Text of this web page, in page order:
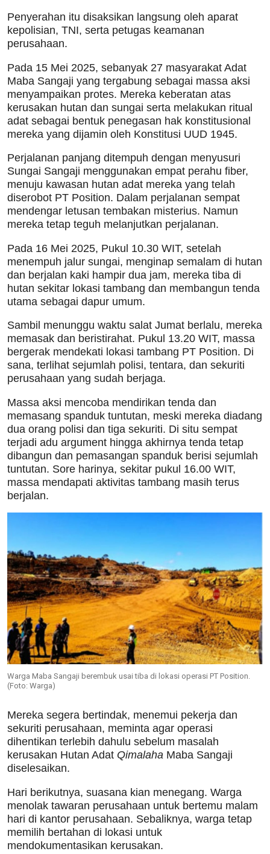
Penyerahan itu disaksikan langsung oleh aparat
kepolisian, TNI, serta petugas keamanan
perusahaan.
Pada 15 Mei 2025, sebanyak 27 masyarakat Adat
Maba Sangaji yang tergabung sebagai massa aksi
menyampaikan protes. Mereka keberatan atas
kerusakan hutan dan sungai serta melakukan ritual
adat sebagai bentuk penegasan hak konstitusional
mereka yang dijamin oleh Konstitusi UUD 1945.
Perjalanan panjang ditempuh dengan menyusuri
Sungai Sangaji menggunakan empat perahu fiber,
menuju kawasan hutan adat mereka yang telah
diserobot PT Position. Dalam perjalanan sempat
mendengar letusan tembakan misterius. Namun
mereka tetap teguh melanjutkan perjalanan.
Pada 16 Mei 2025, Pukul 10.30 WIT, setelah
menempuh jalur sungai, menginap semalam di hutan
dan berjalan kaki hampir dua jam, mereka tiba di
hutan sekitar lokasi tambang dan membangun tenda
utama sebagai dapur umum.
Sambil menunggu waktu salat Jumat berlalu, mereka
memasak dan beristirahat. Pukul 13.20 WIT, massa
bergerak mendekati lokasi tambang PT Position. Di
sana, terlihat sejumlah polisi, tentara, dan sekuriti
perusahaan yang sudah berjaga.
Massa aksi mencoba mendirikan tenda dan
memasang spanduk tuntutan, meski mereka diadang
dua orang polisi dan tiga sekuriti. Di situ sempat
terjadi adu argument hingga akhirnya tenda tetap
dibangun dan pemasangan spanduk berisi sejumlah
tuntutan. Sore harinya, sekitar pukul 16.00 WIT,
massa mendapati aktivitas tambang masih terus
berjalan.
Warga Maba Sangaji berembuk usai tiba di lokasi operasi PT Position.
(Foto: Warga)
Mereka segera bertindak, menemui pekerja dan
sekuriti perusahaan, meminta agar operasi
dihentikan terlebih dahulu sebelum masalah
kerusakan Hutan Adat Qimalaha Maba Sangaji
diselesaikan.
Hari berikutnya, suasana kian menegang. Warga
menolak tawaran perusahaan untuk bertemu malam
hari di kantor perusahaan. Sebaliknya, warga tetap
memilih bertahan di lokasi untuk
mendokumentasikan kerusakan.